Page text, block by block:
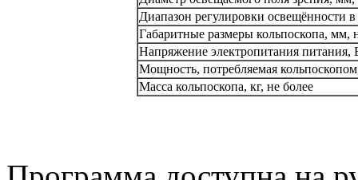
Диапазон регулировки освещённости
Габаритные размеры кольпоскопа, мм,
Напряжение электропитания питания,
Мощность, потребляемая
Масса кольпоскопа, кг, не более